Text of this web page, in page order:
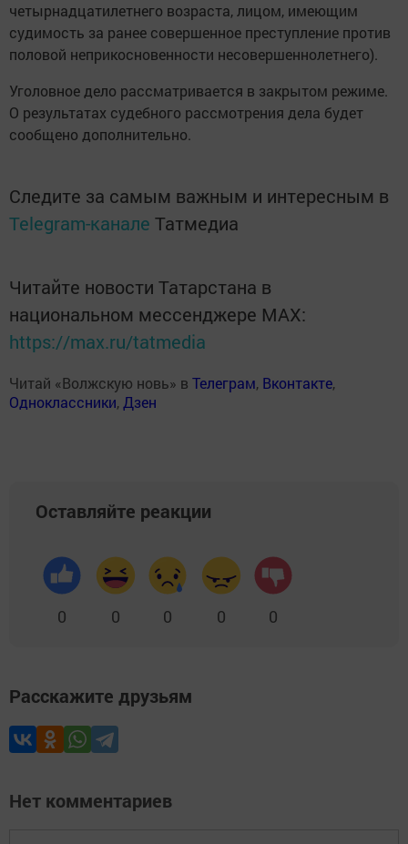
четырнадцатилетнего возраста, лицом, имеющим
судимость за ранее совершенное преступление против
половой неприкосновенности несовершеннолетнего).
Уголовное дело рассматривается в закрытом режиме.
О результатах судебного рассмотрения дела будет
сообщено дополнительно.
Следите за самым важным и интересным в
Telegram-канале Татмедиа
Читайте новости Татарстана в
национальном мессенджере MАХ:
https://max.ru/tatmedia
Читай «Волжскую новь» в Телеграм, Вконтакте,
Одноклассники,Дзен
Оставляйте реакции
0 0 0 0 0
Расскажите друзьям
Нет комментариев